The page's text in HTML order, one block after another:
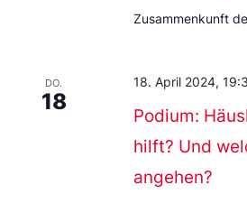
Zusammenkunft
DO.
18
Podium:
hilft? Und
angehen?
18. April 2024,